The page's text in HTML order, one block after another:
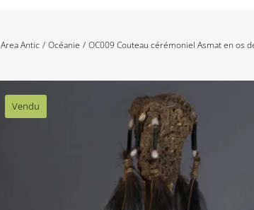
Area Antic Océanie OC009 Couteau cérémoniel Asmat en os
Vendu